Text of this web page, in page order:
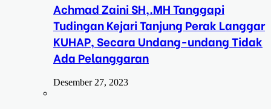
Achmad Zaini SH,.MH Tanggapi
Tudingan Kejari Tanjung Perak Langgar
KUHAP, Secara Undang-undang Tidak
Ada Pelanggaran
Desember 27, 2023